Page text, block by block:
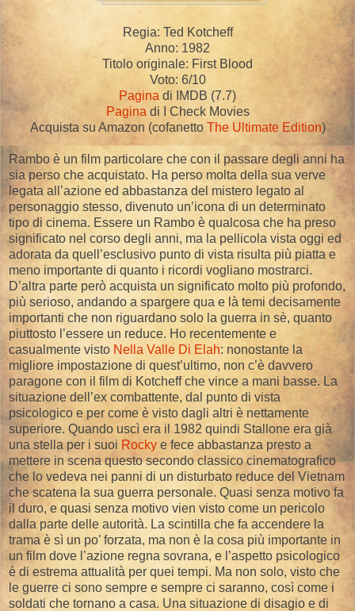
Regia: Ted Kotcheff
Anno: 1982
Titolo originale: First Blood
Voto: 6/10
Pagina di IMDB (7.7)
Pagina di I Check Movies
Acquista su Amazon (cofanetto The Ultimate Edition)
Rambo è un film particolare che con il passare degli anni ha
sia perso che acquistato. Ha perso molta della sua verve
legata all’azione ed abbastanza del mistero legato al
personaggio stesso, divenuto un’icona di un determinato
tipo di cinema. Essere un Rambo è qualcosa che ha preso
significato nel corso degli anni, ma la pellicola vista oggi ed
adorata da quell’esclusivo punto di vista risulta più piatta e
meno importante di quanto i ricordi vogliano mostrarci.
D’altra parte però acquista un significato molto più profondo,
più serioso, andando a spargere qua e là temi decisamente
importanti che non riguardano solo la guerra in sè, quanto
piuttosto l’essere un reduce. Ho recentemente e
casualmente visto Nella Valle Di Elah: nonostante la
migliore impostazione di quest’ultimo, non c’è davvero
paragone con il film di Kotcheff che vince a mani basse. La
situazione dell’ex combattente, dal punto di vista
psicologico e per come è visto dagli altri è nettamente
superiore. Quando uscì era il 1982 quindi Stallone era già
una stella per i suoi Rocky e fece abbastanza presto a
mettere in scena questo secondo classico cinematografico
che lo vedeva nei panni di un disturbato reduce del Vietnam
che scatena la sua guerra personale. Quasi senza motivo fa
il duro, e quasi senza motivo vien visto come un pericolo
dalla parte delle autorità. La scintilla che fa accendere la
trama è sì un po’ forzata, ma non è la cosa più importante in
un film dove l’azione regna sovrana, e l’aspetto psicologico
è di estrema attualità per quei tempi. Ma non solo, visto che
le guerre ci sono sempre e sempre ci saranno, così come i
soldati che tornano a casa. Una situazione di disagio e di